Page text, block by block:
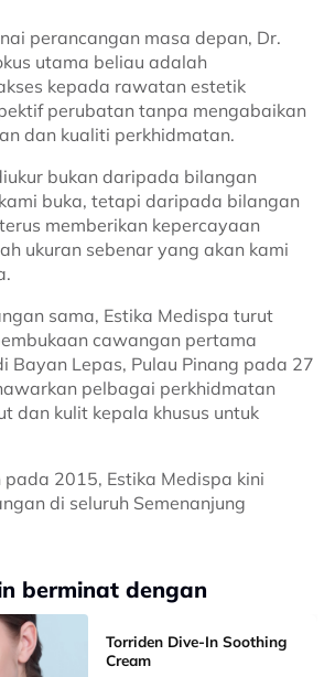
perancangan masa depan, Dr.
utama beliau adalah
kepada rawatan estetik
perubatan tanpa mengabaikan
dan kualiti perkhidmatan.
bukan daripada bilangan
buka, tetapi daripada bilangan
memberikan kepercayaan
ukuran sebenar yang akan kami
sama, Estika Medispa turut
cawangan pertama
Bayan Lepas, Pulau Pinang pada 27
pelbagai perkhidmatan
dan kulit kepala khusus untuk
pada 2015, Estika Medispa kini
di seluruh Semenanjung
berminat dengan
Torriden Dive-In Soothing
Cream